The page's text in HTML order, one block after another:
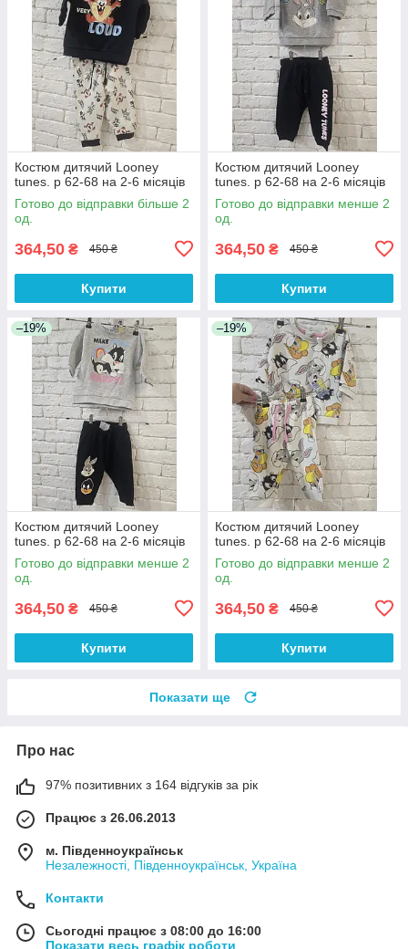
Костюм дитячий Looney
tunes. р 62-68 на 2-6 місяців
Готово до відправки більше 2
од.
364,50 ₴ 450 ₴
Купити
Костюм дитячий Looney
tunes. р 62-68 на 2-6 місяців
Готово до відправки менше 2
од.
364,50 ₴ 450 ₴
Купити
–19%
Костюм дитячий Looney
tunes. р 62-68 на 2-6 місяців
Готово до відправки менше 2
од.
364,50 ₴ 450 ₴
Купити
–19%
Костюм дитячий Looney
tunes. р 62-68 на 2-6 місяців
Готово до відправки менше 2
од.
364,50 ₴ 450 ₴
Купити
Показати ще
Про нас
97% позитивних з 164 відгуків за рік
Працює з 26.06.2013
м. Південноукраїнськ
Незалежності, Південноукраїнськ, Україна
Контакти
Сьогодні працює з 08:00 до 16:00
Показати весь графік роботи